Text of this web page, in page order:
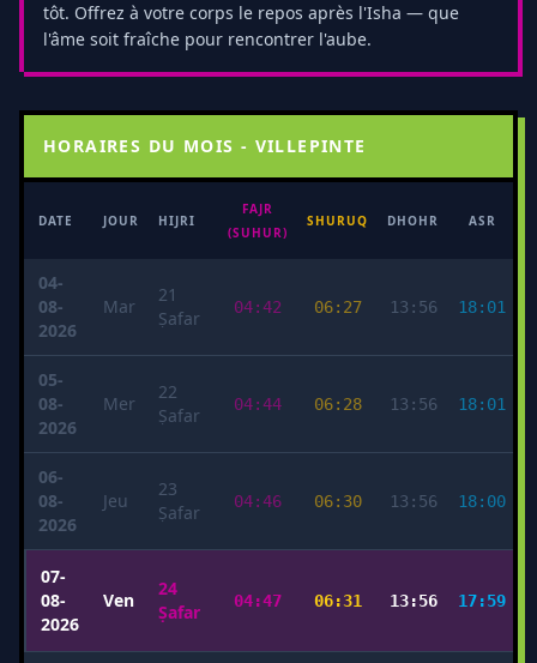
tôt. Offrez à votre corps le repos après l'Isha — que
l'âme soit fraîche pour rencontrer l'aube.
HORAIRES DU MOIS - VILLEPINTE
DATE JOUR HIJRI
FAJR
(SUHUR)
SHURUQ DHOHR ASR
04-
08-
2026
Mar
21
Ṣafar
04:42 06:27 13:56 18:01
05-
08-
2026
Mer
22
Ṣafar
04:44 06:28 13:56 18:01
06-
08-
2026
Jeu
23
Ṣafar
04:46 06:30 13:56 18:00
07-
08-
2026
Ven
24
Ṣafar
04:47 06:31 13:56 17:59